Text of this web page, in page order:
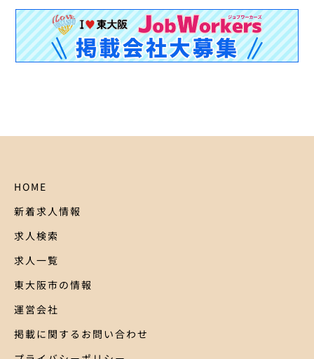
HOME
新着求人情報
求人検索
求人一覧
東大阪市の情報
運営会社
掲載に関するお問い合わせ